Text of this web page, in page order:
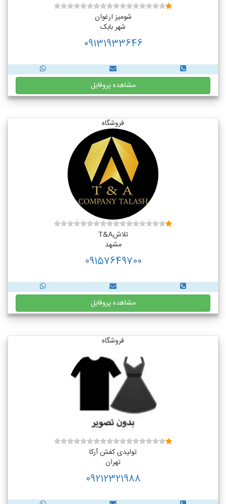
شومیز ارغوان
شهر بابک
09131933646
مشاهده پروفایل
فروشگاه
تلاشT&A
مشهد
09157649700
مشاهده پروفایل
فروشگاه
تولیدی کفش آرکا
تهران
09212321988